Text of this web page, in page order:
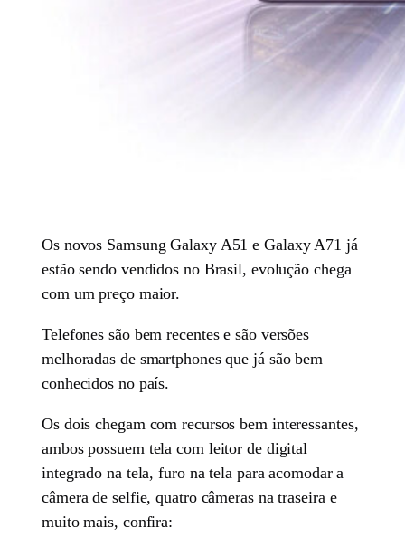
Os novos Samsung Galaxy A51 e Galaxy A71 já
estão sendo vendidos no Brasil, evolução chega
com um preço maior.
Telefones são bem recentes e são versões
melhoradas de smartphones que já são bem
conhecidos no país.
Os dois chegam com recursos bem interessantes,
ambos possuem tela com leitor de digital
integrado na tela, furo na tela para acomodar a
câmera de selfie, quatro câmeras na traseira e
muito mais, confira: